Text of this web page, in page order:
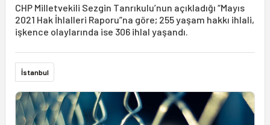
CHP Milletvekili Sezgin Tanrıkulu’nun açıkladığı “Mayıs
2021 Hak İhlalleri Raporu”na göre; 255 yaşam hakkı ihlali,
işkence olaylarında ise 306 ihlal yaşandı.
İstanbul